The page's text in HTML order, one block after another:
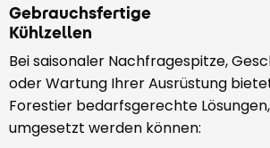
Gebrauchsfertige
Kühlzellen
Bei saisonaler Nachfragespitze,
oder Wartung Ihrer Ausrüstung
Forestier bedarfsgerechte
umgesetzt werden können: